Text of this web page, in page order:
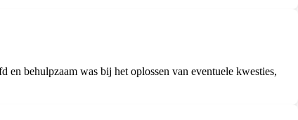
behulpzaam was bij het oplossen van eventuele kwesties,